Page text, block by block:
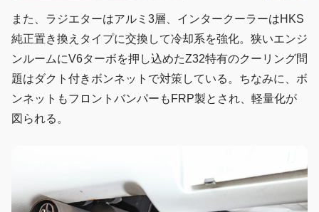
また、ラジエターはアルミ3層、インタークーラーはHKS
純正置き換えタイプに交換して冷却系を強化。狭いエンジ
ンルームにV6ターボを押し込めたZ32特有のクーリング問
題はダクト付きボンネットで対策している。ちなみに、ボ
ンネットもフロントバンパーもFRP製とされ、軽量化が
図られる。